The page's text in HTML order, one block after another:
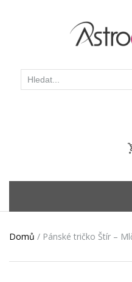
content
Domů / Pánské tričko Štír –